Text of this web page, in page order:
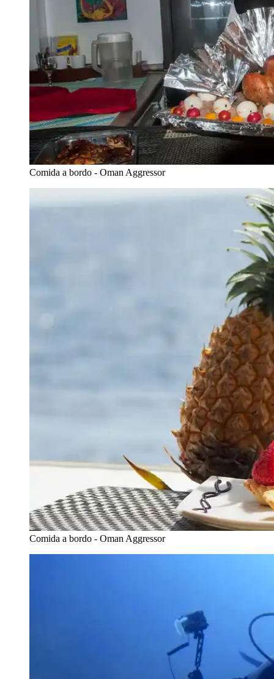
Comida a bordo - Oman Aggressor
Comida a bordo - Oman Aggressor